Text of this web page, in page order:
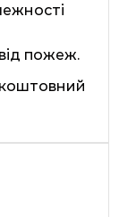
пожеж.